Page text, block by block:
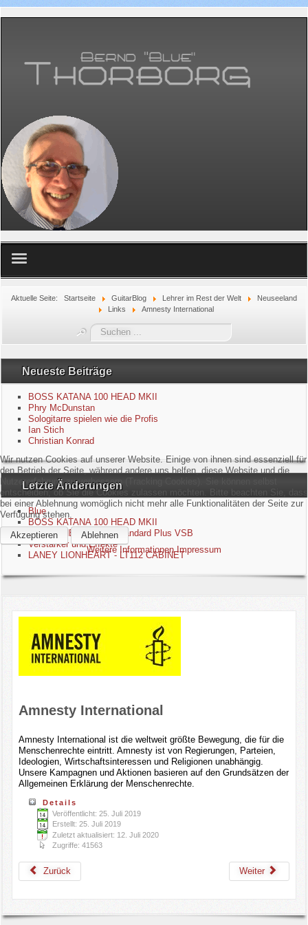
Equipment
GuitarBlog
Kontakt
Impressum
Datenschutzerklärung
Links
Gästebuch
Aktuelle Seite: Startseite GuitarBlog Lehrer im Rest der Welt
Neuseeland
Links
Amnesty International
Suchen
...
Neueste Beiträge
BOSS KATANA 100 HEAD MKII
Phry McDunstan
Sologitarre spielen wie die Profis
Ian Stich
Christian Konrad
Letzte Änderungen
Blue
BOSS KATANA 100 HEAD MKII
EPIPHONE Les Paul Standard Plus VSB
Verstärker und Effekte
LANEY LIONHEART - LT112 CABINET
Amnesty International
Amnesty International ist die weltweit größte Bewegung, die für die
Menschenrechte eintritt. Amnesty ist von Regierungen, Parteien,
Ideologien, Wirtschaftsinteressen und Religionen unabhängig.
Unsere Kampagnen und Aktionen basieren auf den Grundsätzen der
Allgemeinen Erklärung der Menschenrechte.
Details
Veröffentlicht: 25. Juli 2019
Erstellt: 25. Juli 2019
Zuletzt aktualisiert: 12. Juli 2020
Zugriffe: 41563
Zurück Weiter
Wir nutzen Cookies auf unserer Website. Einige von ihnen sind essenziell für
den Betrieb der Seite, während andere uns helfen, diese Website und die
Nutzererfahrung zu verbessern (Tracking Cookies). Sie können selbst
entscheiden, ob Sie die Cookies zulassen möchten. Bitte beachten Sie, dass
bei einer Ablehnung womöglich nicht mehr alle Funktionalitäten der Seite zur
Verfügung stehen.
Akzeptieren
Ablehnen
Weitere Informationen Impressum